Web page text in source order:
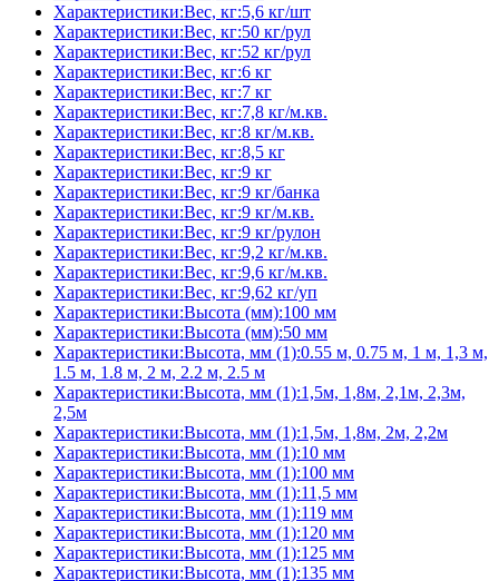
Характеристики:Вес, кг:5,6 кг/шт
Характеристики:Вес, кг:50 кг/рул
Характеристики:Вес, кг:52 кг/рул
Характеристики:Вес, кг:6 кг
Характеристики:Вес, кг:7 кг
Характеристики:Вес, кг:7,8 кг/м.кв.
Характеристики:Вес, кг:8 кг/м.кв.
Характеристики:Вес, кг:8,5 кг
Характеристики:Вес, кг:9 кг
Характеристики:Вес, кг:9 кг/банка
Характеристики:Вес, кг:9 кг/м.кв.
Характеристики:Вес, кг:9 кг/рулон
Характеристики:Вес, кг:9,2 кг/м.кв.
Характеристики:Вес, кг:9,6 кг/м.кв.
Характеристики:Вес, кг:9,62 кг/уп
Характеристики:Высота (мм):100 мм
Характеристики:Высота (мм):50 мм
Характеристики:Высота, мм (1):0.55 м, 0.75 м, 1 м, 1,3 м,
1.5 м, 1.8 м, 2 м, 2.2 м, 2.5 м
Характеристики:Высота, мм (1):1,5м, 1,8м, 2,1м, 2,3м,
2,5м
Характеристики:Высота, мм (1):1,5м, 1,8м, 2м, 2,2м
Характеристики:Высота, мм (1):10 мм
Характеристики:Высота, мм (1):100 мм
Характеристики:Высота, мм (1):11,5 мм
Характеристики:Высота, мм (1):119 мм
Характеристики:Высота, мм (1):120 мм
Характеристики:Высота, мм (1):125 мм
Характеристики:Высота, мм (1):135 мм